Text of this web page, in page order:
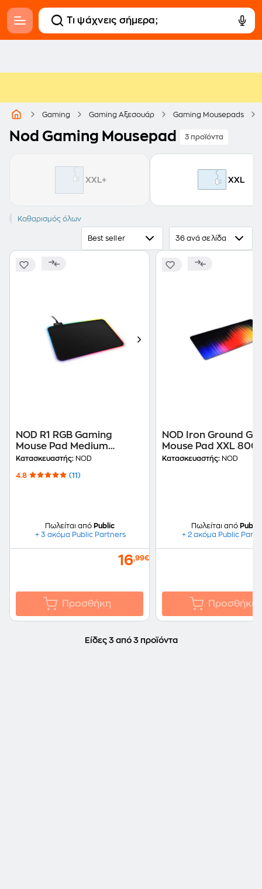
Gaming Gaming Αξεσουάρ Gaming Mousepads
Nod Gaming Mousepad 3 προϊόντα
XXL+ XXL
NOD
Καθαρισμός όλων
Best seller 36 ανά σελίδα
NOD R1 RGB Gaming
Mouse Pad Medium
350mm με RGB Φωτισμό
Κατασκευαστής: NOD
4.8 (11)
Πωλείται από Public
+ 3 ακόμα Public Partners
16,99€
Προσθήκη
NOD Iron Ground
Mouse Pad XXL
Κατασκευαστής: NOD
Πωλείται από Public
+ 2 ακόμα Public
Προσθήκη
Είδες 3 από 3 προϊόντα